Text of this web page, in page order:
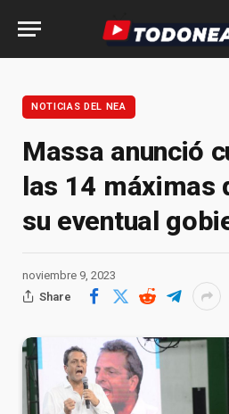
NOTICIAS DEL NEA
Massa anunció
las 14 máximas
su eventual
noviembre 9, 2023
Share